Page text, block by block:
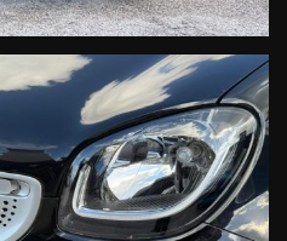
ALLA CONSEGNA DELLA
DSB, PIU' TRASPARENZA E
!!!
estendibile.